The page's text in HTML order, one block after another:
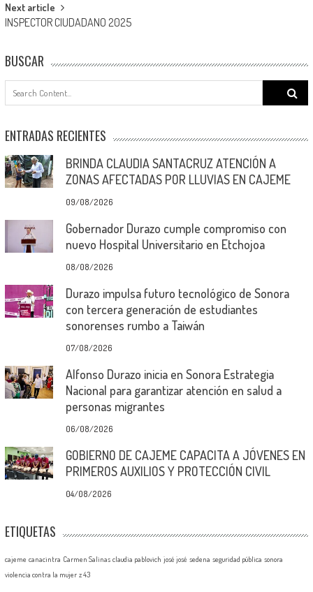
Next article
INSPECTOR CIUDADANO 2025
BUSCAR
Search
for:
ENTRADAS RECIENTES
BRINDA CLAUDIA SANTACRUZ ATENCIÓN A
ZONAS AFECTADAS POR LLUVIAS EN CAJEME
09/08/2026
Gobernador Durazo cumple compromiso con
nuevo Hospital Universitario en Etchojoa
08/08/2026
Durazo impulsa futuro tecnológico de Sonora
con tercera generación de estudiantes
sonorenses rumbo a Taiwán
07/08/2026
Alfonso Durazo inicia en Sonora Estrategia
Nacional para garantizar atención en salud a
personas migrantes
06/08/2026
GOBIERNO DE CAJEME CAPACITA A JÓVENES EN
PRIMEROS AUXILIOS Y PROTECCIÓN CIVIL
04/08/2026
ETIQUETAS
cajeme canacintra Carmen Salinas claudia pablovich josé josé sedena seguridad pública sonora
violencia contra la mujer z 43